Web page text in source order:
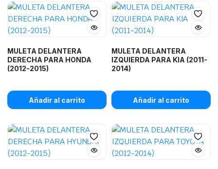
MULETA DELANTERA
DERECHA PARA HONDA
(2012-2015)
Añadir al carrito
MULETA DELANTERA
IZQUIERDA PARA KIA (2011-
2014)
Añadir al carrito